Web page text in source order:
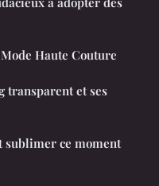
Haute Couture
transparent et ses
sublimer ce moment